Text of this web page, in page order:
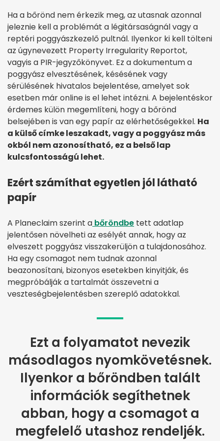
Ha a bőrönd nem érkezik meg, az utasnak azonnal
jeleznie kell a problémát a légitársaságnál vagy a
reptéri poggyászkezelő pultnál. Ilyenkor ki kell tölteni
az úgynevezett Property Irregularity Reportot,
vagyis a PIR-jegyzőkönyvet. Ez a dokumentum a
poggyász elvesztésének, késésének vagy
sérülésének hivatalos bejelentése, amelyet sok
esetben már online is el lehet intézni. A bejelentéskor
érdemes külön megemlíteni, hogy a bőrönd
belsejében is van egy papír az elérhetőségekkel. Ha
a külső címke leszakadt, vagy a poggyász más
okból nem azonosítható, ez a belső lap
kulcsfontosságú lehet.
Ezért számíthat egyetlen jól látható
papír
A Planeclaim szerint a bőröndbe tett adatlap
jelentősen növelheti az esélyét annak, hogy az
elveszett poggyász visszakerüljön a tulajdonosához.
Ha egy csomagot nem tudnak azonnal
beazonosítani, bizonyos esetekben kinyitják, és
megpróbálják a tartalmát összevetni a
veszteségbejelentésben szereplő adatokkal.
Ezt a folyamatot nevezik
másodlagos nyomkövetésnek.
Ilyenkor a bőröndben talált
információk segíthetnek
abban, hogy a csomagot a
megfelelő utashoz rendeljék.